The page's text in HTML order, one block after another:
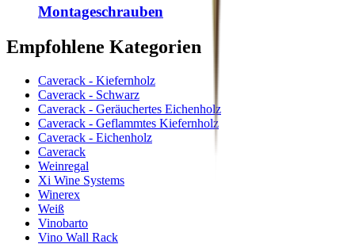
Montageschrauben
Empfohlene Kategorien
Caverack - Kiefernholz
Caverack - Schwarz
Caverack - Geräuchertes Eichenholz
Caverack - Geflammtes Kiefernholz
Caverack - Eichenholz
Caverack
Weinregal
Xi Wine Systems
Winerex
Weiß
Vinobarto
Vino Wall Rack